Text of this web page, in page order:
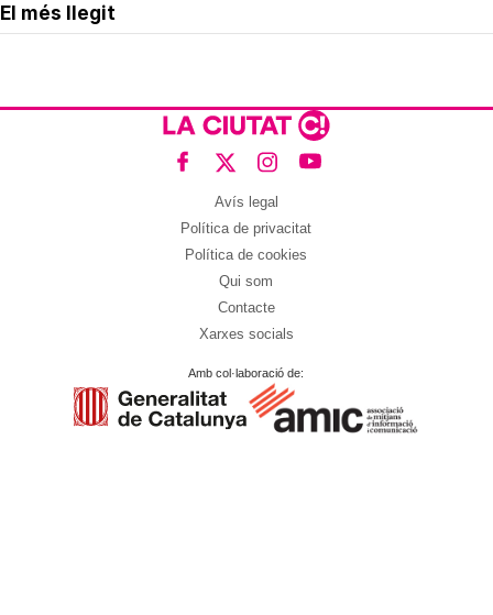
El més llegit
Avís legal
Política de privacitat
Política de cookies
Qui som
Contacte
Xarxes socials
Amb col·laboració de: